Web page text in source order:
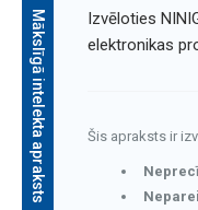
Mākslīgā intelekta apraksts
Izvēloties
elektronikas
Šis apraksts ir